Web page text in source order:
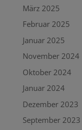
März 2025
Februar 2025
Januar 2025
November 2024
Oktober 2024
Januar 2024
Dezember 2023
September 2023